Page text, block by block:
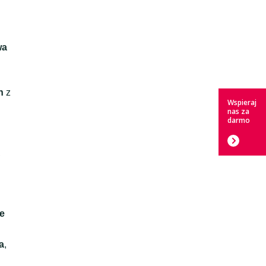
z
,
Wspieraj
nas za
darmo